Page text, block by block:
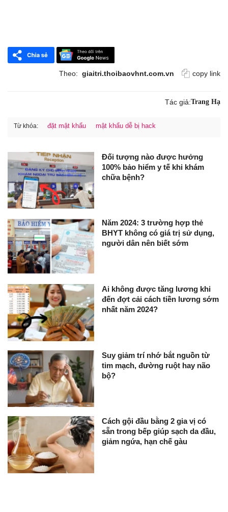
Theo: giaitri.thoibaovhnt.com.vn copy link
Tác giả:Trang Hạ
Từ khóa: đặt mật khẩu mật khẩu dễ bị hack
Đối tượng nào được hưởng
100% bảo hiểm y tế khi khám
chữa bệnh?
Năm 2024: 3 trường hợp thẻ
BHYT không có giá trị sử dụng,
người dân nên biết sớm
Ai không được tăng lương khi
đến đợt cải cách tiền lương sớm
nhất năm 2024?
Suy giảm trí nhớ bắt nguồn từ
tim mạch, đường ruột hay não
bộ?
Cách gội đầu bằng 2 gia vị có
sẵn trong bếp giúp sạch da đầu,
giảm ngứa, hạn chế gàu